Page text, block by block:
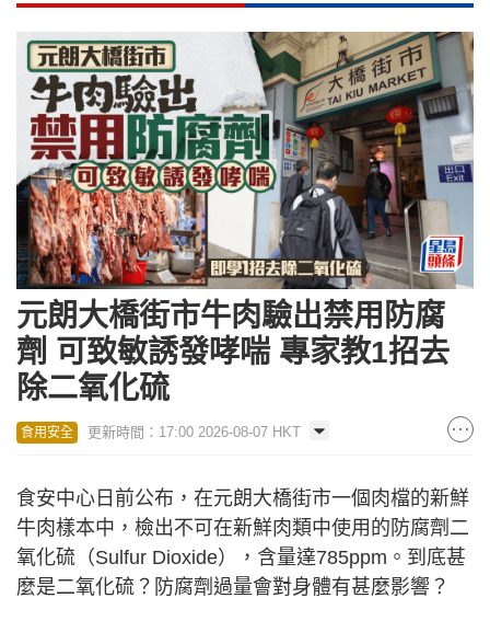
元朗大橋街市牛肉驗出禁用防腐
劑 可致敏誘發哮喘 專家教1招去
除二氧化硫
食用安全 更新時間：17:00 2026-08-07 HKT
食安中心日前公布，在元朗大橋街市一個肉檔的新鮮
牛肉樣本中，檢出不可在新鮮肉類中使用的防腐劑二
氧化硫（Sulfur Dioxide），含量達785ppm。到底甚
麼是二氧化硫？防腐劑過量會對身體有甚麼影響？